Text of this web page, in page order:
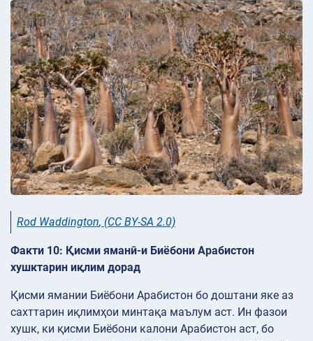
Rod Waddington, (CC BY-SA 2.0)
Факти 10: Қисми яманӣ-и Биёбони Арабистон
хушктарин иқлим дорад
Қисми ямании Биёбони Арабистон бо доштани яке аз
сахттарин иқлимҳои минтақа маълум аст. Ин фазои
хушк, ки қисми Биёбони калони Арабистон аст, бо